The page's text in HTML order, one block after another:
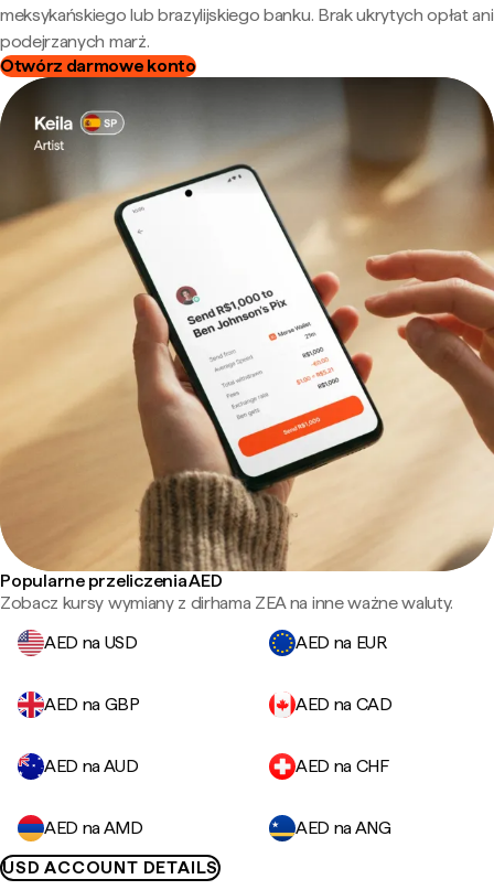
meksykańskiego lub brazylijskiego banku. Brak ukrytych opłat ani
podejrzanych marż.
Otwórz darmowe konto
Popularne przeliczenia AED
Zobacz kursy wymiany z dirhama ZEA na inne ważne waluty.
AED na USD
AED na EUR
AED na GBP AED na CAD
AED na AUD AED na CHF
AED na AMD
AED na ANG
USD ACCOUNT DETAILS